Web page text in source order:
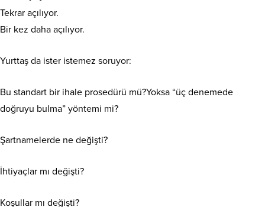
Tekrar açılıyor.
Bir kez daha açılıyor.
Yurttaş da ister istemez soruyor:
Bu standart bir ihale prosedürü mü?Yoksa “üç denemede
doğruyu bulma” yöntemi mi?
Şartnamelerde ne değişti?
İhtiyaçlar mı değişti?
Koşullar mı değişti?